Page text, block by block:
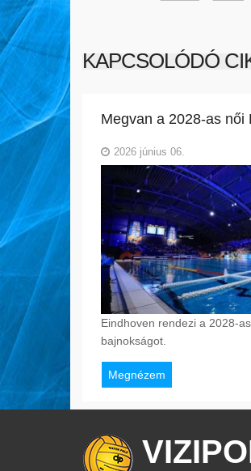
KAPCSOLÓDÓ
Megvan a 2028-as női
2026 június 06.
Eindhoven rendezi a 2028-
bajnokságot.
Megnézem